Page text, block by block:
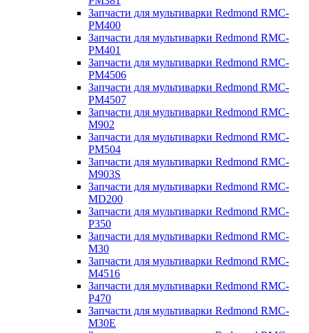
Запчасти для мультиварки Redmond RMC-
PM400
Запчасти для мультиварки Redmond RMC-
PM401
Запчасти для мультиварки Redmond RMC-
PM4506
Запчасти для мультиварки Redmond RMC-
PM4507
Запчасти для мультиварки Redmond RMC-
M902
Запчасти для мультиварки Redmond RMC-
PM504
Запчасти для мультиварки Redmond RMC-
M903S
Запчасти для мультиварки Redmond RMC-
MD200
Запчасти для мультиварки Redmond RMC-
P350
Запчасти для мультиварки Redmond RMC-
M30
Запчасти для мультиварки Redmond RMC-
M4516
Запчасти для мультиварки Redmond RMC-
P470
Запчасти для мультиварки Redmond RMC-
M30E